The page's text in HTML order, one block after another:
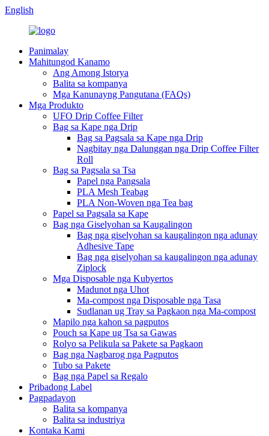
English
Panimalay
Mahitungod Kanamo
Ang Among Istorya
Balita sa kompanya
Mga Kanunayng Pangutana (FAQs)
Mga Produkto
UFO Drip Coffee Filter
Bag sa Kape nga Drip
Bag sa Pagsala sa Kape nga Drip
Nagbitay nga Dalunggan nga Drip Coffee Filter
Roll
Bag sa Pagsala sa Tsa
Papel nga Pangsala
PLA Mesh Teabag
PLA Non-Woven nga Tea bag
Papel sa Pagsala sa Kape
Bag nga Giselyohan sa Kaugalingon
Bag nga giselyohan sa kaugalingon nga adunay
Adhesive Tape
Bag nga giselyohan sa kaugalingon nga adunay
Ziplock
Mga Disposable nga Kubyertos
Madunot nga Uhot
Ma-compost nga Disposable nga Tasa
Sudlanan ug Tray sa Pagkaon nga Ma-compost
Mapilo nga kahon sa pagputos
Pouch sa Kape ug Tsa sa Gawas
Rolyo sa Pelikula sa Pakete sa Pagkaon
Bag nga Nagbarog nga Pagputos
Tubo sa Pakete
Bag nga Papel sa Regalo
Pribadong Label
Pagpadayon
Balita sa kompanya
Balita sa industriya
Kontaka Kami